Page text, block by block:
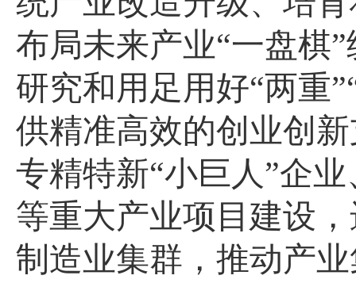
布局未来产业“一盘棋
研究和用足用好“两重
供精准高效的创业创
专精特新“小巨人”企
等重大产业项目建设
制造业集群，推动产